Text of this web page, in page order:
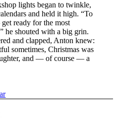
lights began to twinkle,
and held it high. “To
ready for the most
he shouted with a big grin.
and clapped, Anton knew:
sometimes, Christmas was
and — of course — a